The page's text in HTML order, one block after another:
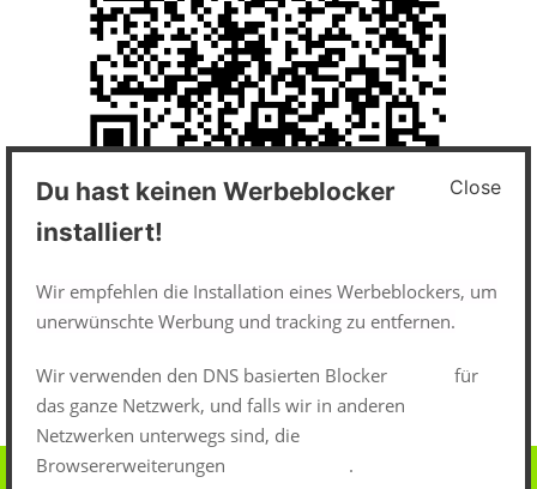
Impressum und Datenschutz
Datenschutzerklärung
Impressum
Close
Du hast keinen Werbeblocker
installiert!
Wir empfehlen die Installation eines Werbeblockers, um
unerwünschte Werbung und tracking zu entfernen.
Wir verwenden den DNS basierten Blocker
für
das ganze Netzwerk, und falls wir in anderen
Netzwerken unterwegs sind, die
Browsererweiterungen
.